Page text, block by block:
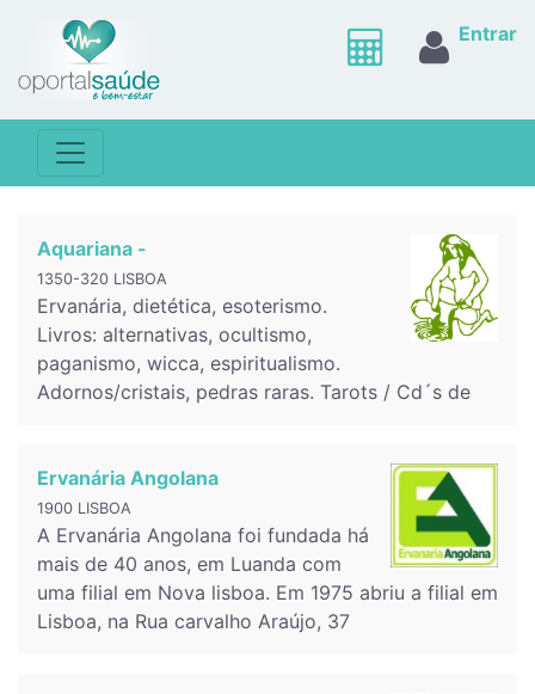
Entrar
Aquariana -
1350-320 LISBOA
Ervanária, dietética, esoterismo.
Livros: alternativas, ocultismo,
paganismo, wicca, espiritualismo.
Adornos/cristais, pedras raras. Tarots / Cd´s de
Ervanária Angolana
1900 LISBOA
A Ervanária Angolana foi fundada há
mais de 40 anos, em Luanda com
uma filial em Nova lisboa. Em 1975 abriu a filial em
Lisboa, na Rua carvalho Araújo, 37